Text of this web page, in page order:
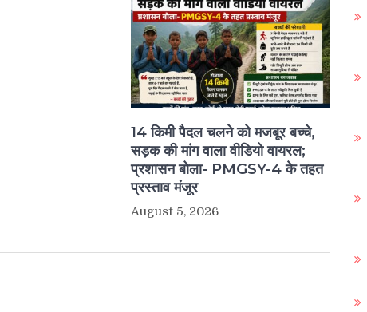
14 किमी पैदल चलने को मजबूर बच्चे,
सड़क की मांग वाला वीडियो वायरल;
प्रशासन बोला- PMGSY-4 के तहत
प्रस्ताव मंजूर
August 5, 2026